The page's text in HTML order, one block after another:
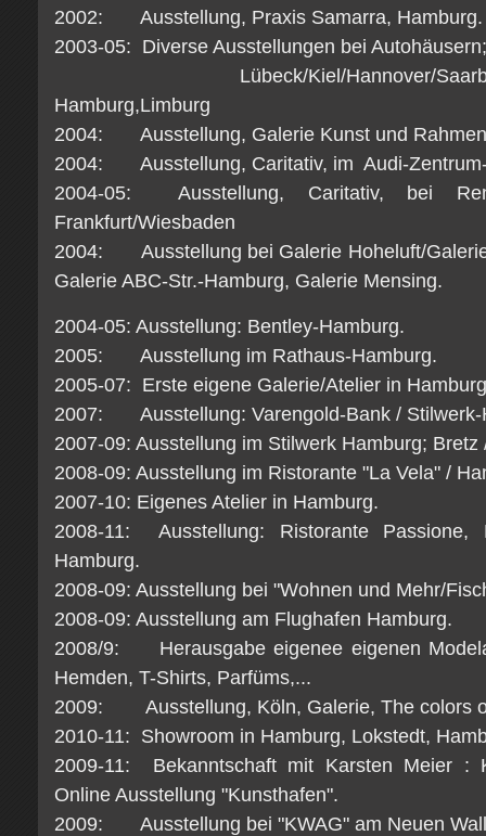
2002: Ausstellung, Praxis Samarra, Hamburg.
2003-05: Diverse Ausstellungen bei
Lübeck/Kiel/Hannover/
Hamburg,Limburg
2004: Ausstellung, Galerie Kunst und
2004: Ausstellung, Caritativ, im Audi-
2004-05: Ausstellung, Caritativ, bei
Frankfurt/Wiesbaden
2004: Ausstellung bei Galerie Hoheluft/
Galerie ABC-Str.-Hamburg, Galerie Mensing.
2004-05: Ausstellung: Bentley-Hamburg.
2005: Ausstellung im Rathaus-Hamburg.
2005-07: Erste eigene Galerie/Atelier in
2007: Ausstellung: Varengold-Bank / Stilwerk-
2007-09: Ausstellung im Stilwerk Hamburg;
2008-09: Ausstellung im Ristorante "La Vela" /
2007-10: Eigenes Atelier in Hamburg.
2008-11: Ausstellung: Ristorante Passione,
Hamburg.
2008-09: Ausstellung bei "Wohnen und Mehr/
2008-09: Ausstellung am Flughafen Hamburg.
2008/9: Herausgabe eigenee eigenen
Hemden, T-Shirts, Parfüms,...
2009: Ausstellung, Köln, Galerie, The colors
2010-11: Showroom in Hamburg, Lokstedt,
2009-11: Bekanntschaft mit Karsten Meier :
Online Ausstellung "Kunsthafen".
2009: Ausstellung bei "KWAG" am Neuen